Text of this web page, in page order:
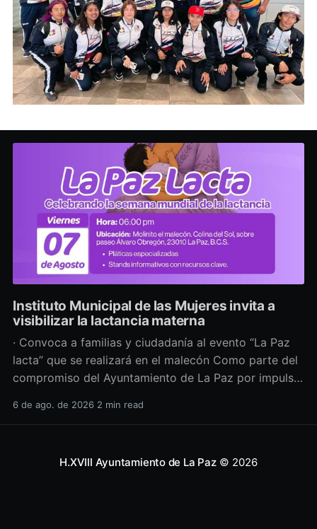
Instituto Municipal de las Mujeres invita a
visibilizar la lactancia materna
· Convoca a familias y ciudadanía al evento “La Paz
lacta” que se realizará en el malecón Como parte del
compromiso del Ayuntamiento de La Paz por impulsar
salud y los derechos de las mujeres, así como generar
6 de ago. de 2026 2 min read
H.XVIII Ayuntamiento de La Paz© 2026